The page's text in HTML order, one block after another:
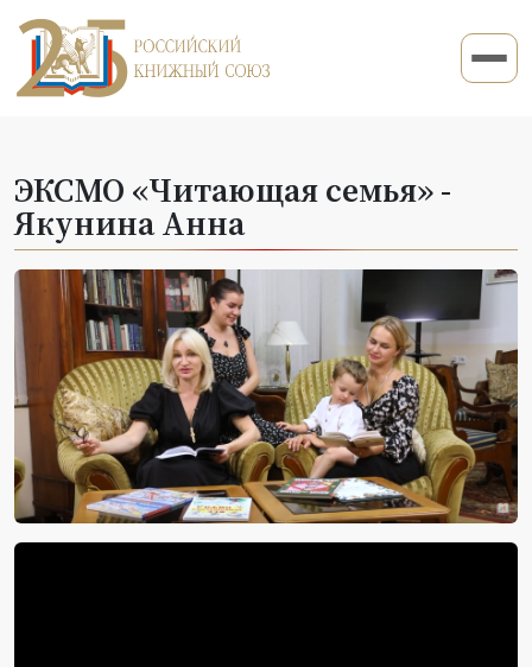
ЭКСМО «Читающая семья» -
Якунина Анна